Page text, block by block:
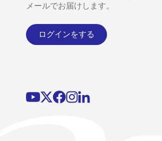
メールでお届けします。
ログインをする